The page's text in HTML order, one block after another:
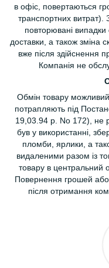
в офіс, повертаються
транспортних витрат).
повторювані
доставки, а також зміна
вже після здійснення
Компанія не
Обмін товару
потрапляють під
19,03.94 р. No 172), не
був у використанні,
пломби, ярлики, а
видаленими разом із
товару в центральний
Повернення грошей або
після отримання